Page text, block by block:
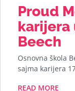
Proud
karijera
Beech
Osnovna škola
sajma karijera
READ MORE